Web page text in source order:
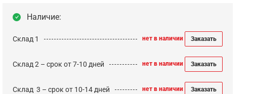
Наличие:
Склад 1 нет в наличии Заказать
Склад 2 – срок от 7-10 дней нет в наличии Заказать
Cклад 3 – срок от 10-14 дней нет в наличии Заказать